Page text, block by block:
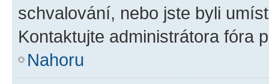
schvalování, nebo jste byli
Kontaktujte administrátora fóra
Nahoru